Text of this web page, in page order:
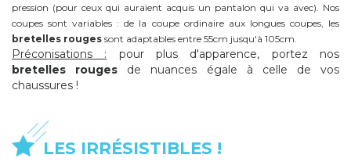
pression (pour ceux qui auraient acquis un pantalon qui va avec). Nos
coupes sont variables : de la coupe ordinaire aux longues coupes, les
bretelles rouges sont adaptables entre 55cm jusqu'à 105cm.
Préconisations : pour plus d'apparence, portez nos
bretelles rouges de nuances égale à celle de vos
chaussures !
LES IRRÉSISTIBLES !